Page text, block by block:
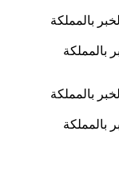
بالمملكة
بالمملكة